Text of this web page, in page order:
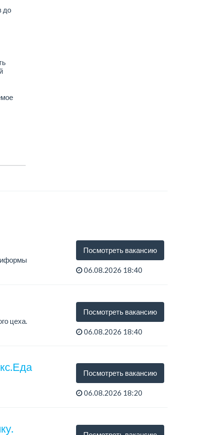
до
Посмотреть вакансию
06.08.2026 18:40
цеха.
Посмотреть вакансию
06.08.2026 18:40
Посмотреть вакансию
06.08.2026 18:20